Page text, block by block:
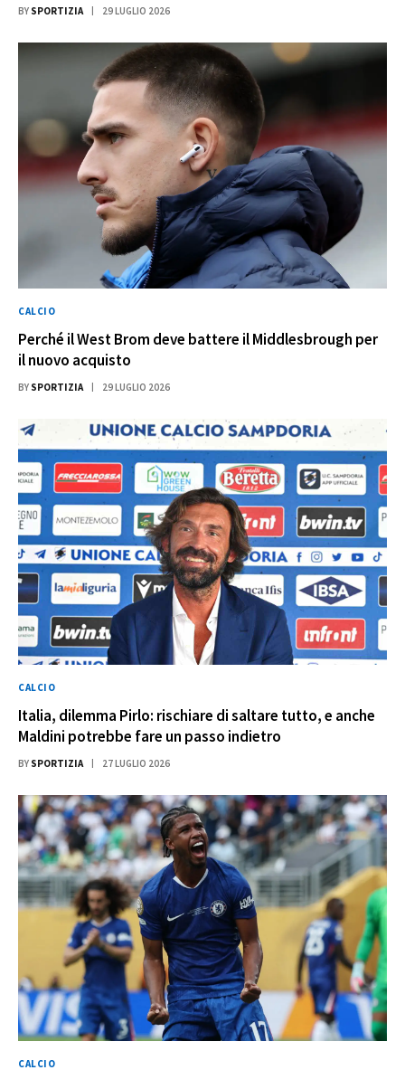
BY SPORTIZIA 29 LUGLIO 2026
CALCIO
Perché il West Brom deve battere il Middlesbrough per
il nuovo acquisto
BY SPORTIZIA 29 LUGLIO 2026
CALCIO
Italia, dilemma Pirlo: rischiare di saltare tutto, e anche
Maldini potrebbe fare un passo indietro
BY SPORTIZIA 27 LUGLIO 2026
CALCIO